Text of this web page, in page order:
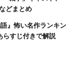
どまとめ
らすじ付きで解説